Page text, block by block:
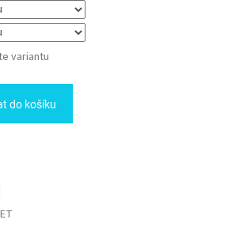
variantu
do košíku